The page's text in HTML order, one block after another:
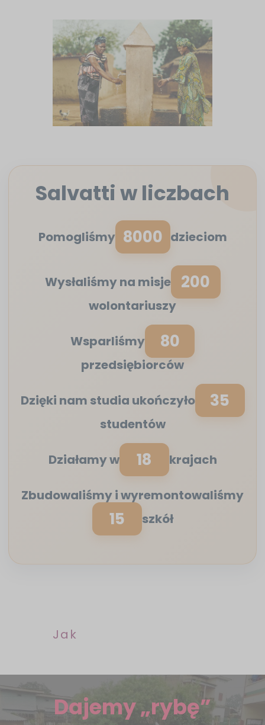
Salvatti w liczbach
Pomogliśmy 8000 dzieciom
Wysłaliśmy na misje 200
wolontariuszy
Wsparliśmy 80
przedsiębiorców
Dzięki nam studia ukończyło 35
studentów
Działamy w 18 krajach
Zbudowaliśmy i wyremontowaliśmy
15 szkół
Jak
Dajemy „rybę”